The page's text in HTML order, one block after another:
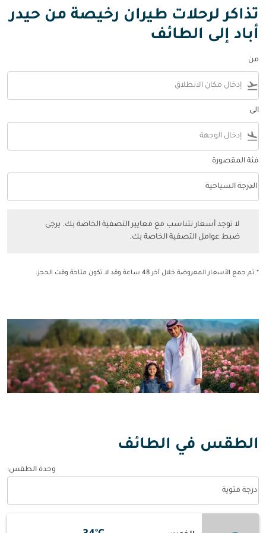
تذاكر لرحلات طيران رخيصة من حيدر
أباد إلى الطائف
من
flight_takeoff
الى
flight_land
فئة المقصورة
فئة المقصورة option الدرجة السياحية Selected
الدرجة السياحية
keyboard_arrow_down
لا توجد أسعار تتناسب مع معايير التصفية الخاصة بك. يرجى
ضبط عوامل التصفية الخاصة بك.
* تم جمع الأسعار المعروضة خلال آخر 48 ساعة وقد لا تكون متاحة وقت الحجز.
الطقس في الطائف
وحدة الطقس:
درجة مئوية